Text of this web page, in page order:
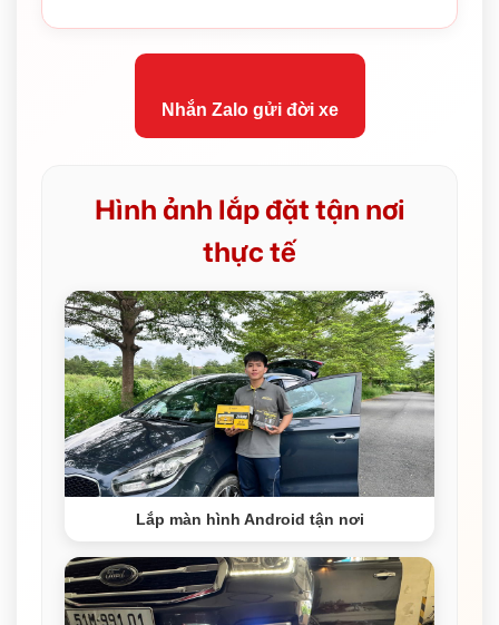
Nhắn Zalo gửi đời xe
Hình ảnh lắp đặt tận nơi
thực tế
Lắp màn hình Android tận nơi